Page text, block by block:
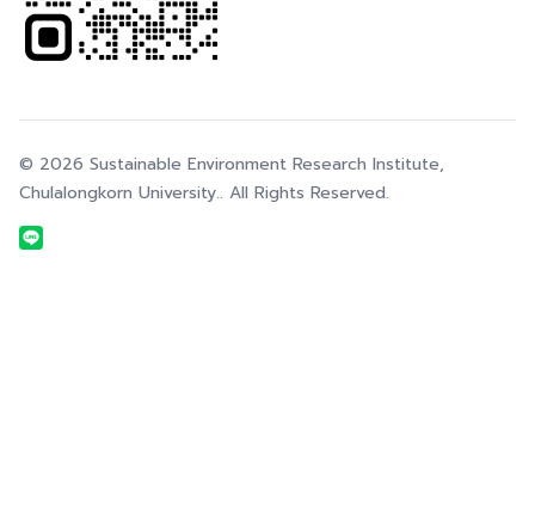
© 2026 Sustainable Environment Research Institute,
Chulalongkorn University.. All Rights Reserved.